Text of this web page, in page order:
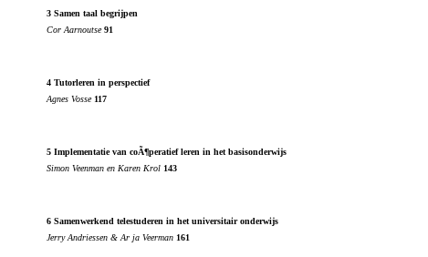
3 Samen taal begrijpen
Cor Aarnoutse91
4 Tutorleren in perspectief
Agnes Vosse117
5 Implementatie van coÃ¶peratief leren in het basisonderwijs
Simon Veenman en Karen Krol143
6 Samenwerkend telestuderen in het universitair onderwijs
Jerry Andriessen & Ar ja Veerman161